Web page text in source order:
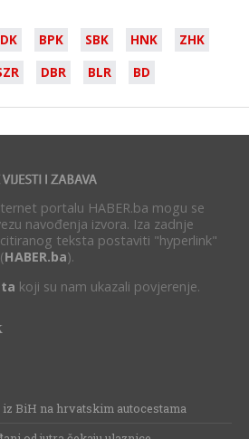
BPK SBK HNK
ZHK
DBR BLR BD
portalu HABER.ba mogu se
navođenja izvora. Iza zadnje
teksta postaviti "hyperlink"
HABER.ba).
koji su nam ukazali povjerenje.
BiH na hrvatskim autocestama